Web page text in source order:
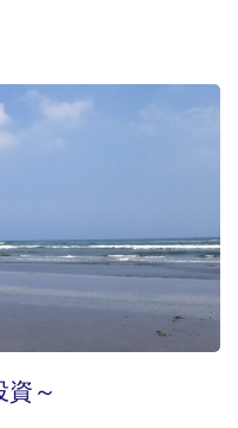
資～